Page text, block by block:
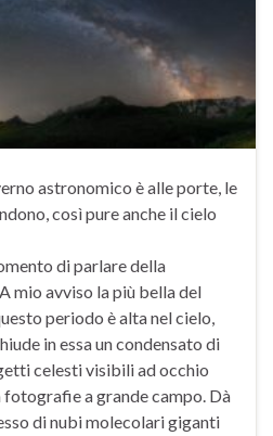
astronomico è alle porte, le
così pure anche il cielo
di parlare della
mio avviso la più bella del
periodo è alta nel cielo,
in essa un condensato di
celesti visibili ad occhio
fotografie a grande campo. Dà
di nubi molecolari giganti